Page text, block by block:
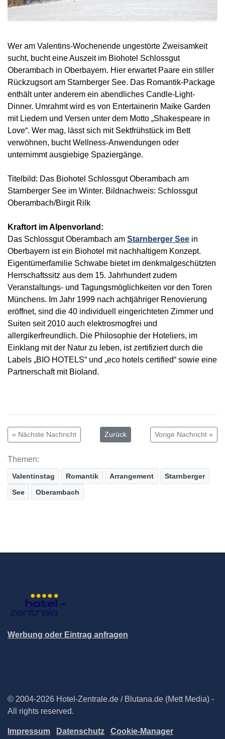
Wer am Valentins-Wochenende ungestörte Zweisamkeit
sucht, bucht eine Auszeit im Biohotel Schlossgut
Oberambach in Oberbayern. Hier erwartet Paare ein stiller
Rückzugsort am Starnberger See. Das Romantik-Package
enthält unter anderem ein abendliches Candle-Light-
Dinner. Umrahmt wird es von Entertainerin Maike Garden
mit Liedern und Versen unter dem Motto „Shakespeare in
Love“. Wer mag, lässt sich mit Sektfrühstück im Bett
verwöhnen, bucht Wellness-Anwendungen oder
unternimmt ausgiebige Spaziergänge.
Titelbild: Das Biohotel Schlossgut Oberambach am
Starnberger See im Winter. Bildnachweis: Schlossgut
Oberambach/Birgit Rilk
Kraftort im Alpenvorland:
Das Schlossgut Oberambach am Starnberger See in
Oberbayern ist ein Biohotel mit nachhaltigem Konzept.
Eigentümerfamilie Schwabe bietet im denkmalgeschützten
Herrschaftssitz aus dem 15. Jahrhundert zudem
Veranstaltungs- und Tagungsmöglichkeiten vor den Toren
Münchens. Im Jahr 1999 nach achtjähriger Renovierung
eröffnet, sind die 40 individuell eingerichteten Zimmer und
Suiten seit 2010 auch elektrosmogfrei und
allergikerfreundlich. Die Philosophie der Hoteliers, im
Einklang mit der Natur zu leben, ist zertifiziert durch die
Labels „BIO HOTELS“ und „eco hotels certified“ sowie eine
Partnerschaft mit Bioland.
« Nächste Nachricht Zurück Vorige Nachricht »
Themen:
Valentinstag Romantik Arrangement
Starnberger
See
Oberambach
Werbung oder Eintrag anfragen
© 2004-2026 Hotel-Zentrale.de / Blutana.de (Mett Media) -
All rights reserved.
Impressum Datenschutz Cookie-Manager